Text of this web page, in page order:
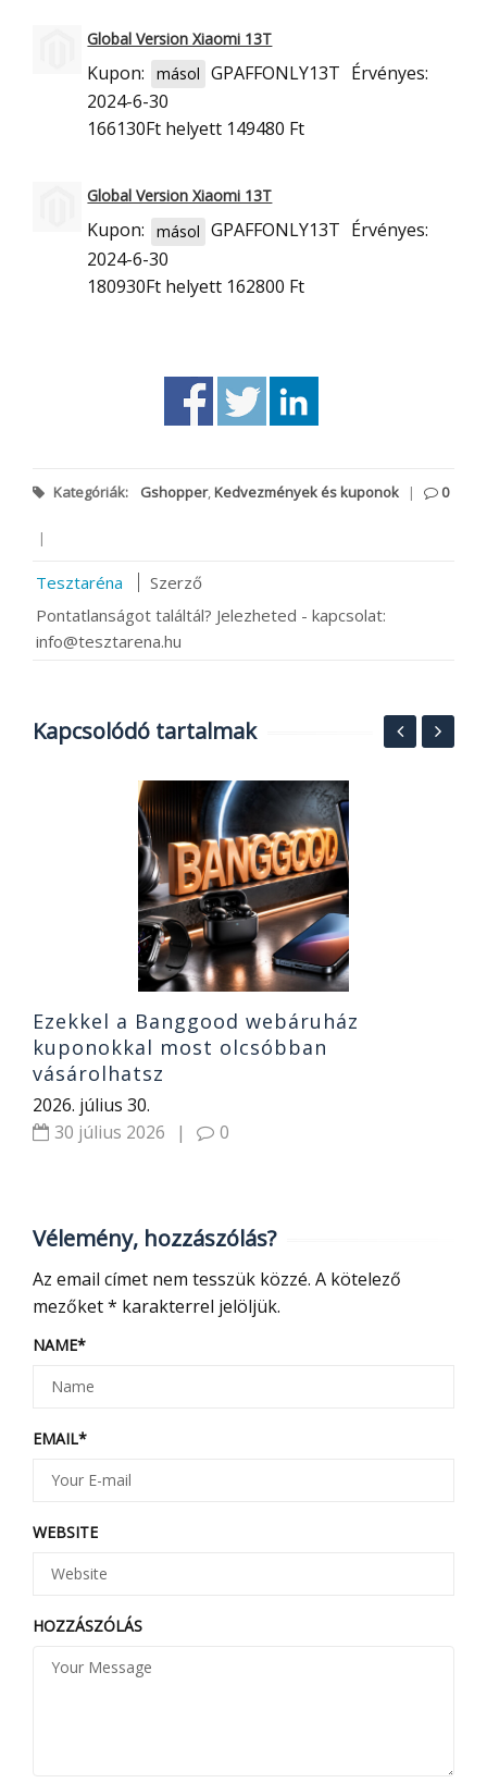
Global Version Xiaomi 13T
Kupon: másol GPAFFONLY13T Érvényes:
2024-6-30
166130Ft helyett 149480 Ft
Global Version Xiaomi 13T
Kupon: másol GPAFFONLY13T Érvényes:
2024-6-30
180930Ft helyett 162800 Ft
Kategóriák: Gshopper,Kedvezmények és kuponok | 0
|
Tesztaréna
Szerző
Pontatlanságot találtál? Jelezheted - kapcsolat:
info@tesztarena.hu
Kapcsolódó tartalmak
Ezekkel a Banggood webáruház
kuponokkal most olcsóbban
vásárolhatsz
2026. július 30.
30 július 2026
| 0
Vélemény, hozzászólás?
Az email címet nem tesszük közzé. A kötelező
mezőket* karakterrel jelöljük.
NAME*
EMAIL*
WEBSITE
HOZZÁSZÓLÁS